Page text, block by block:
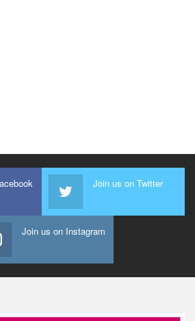
Join us on Twitter
Join us on Instagram